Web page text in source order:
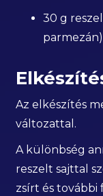
30 g
parmezán)
Az elkészítés
változattal.
A különbség
reszelt sajttal
zsírt és további